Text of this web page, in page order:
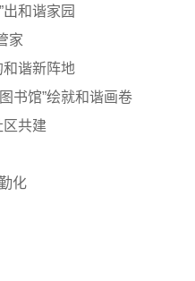
和谐家园
家
谐新阵地
书馆”绘就和谐画卷
区共建
化